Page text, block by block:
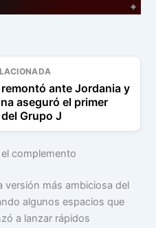
ante Jordania y
aseguró el primer
Grupo J
complemento
versión más ambiciosa del
algunos espacios que
a lanzar rápidos